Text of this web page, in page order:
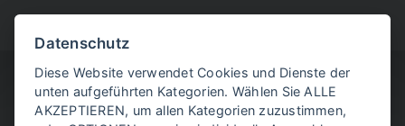
Datenschutz
Diese Website verwendet Cookies und Dienste der
unten aufgeführten Kategorien. Wählen Sie ALLE
AKZEPTIEREN, um allen Kategorien zuzustimmen,